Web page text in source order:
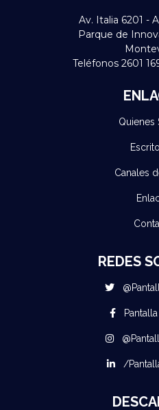
Av. Italia 6201 -
Parque de
Teléfonos 2601
Quienes
Canales
REDES
/